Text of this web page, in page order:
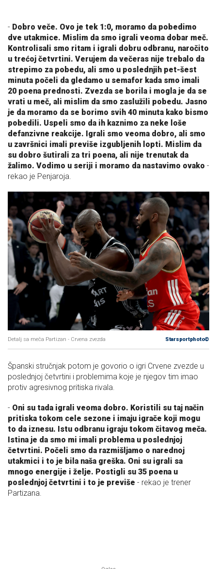
- Dobro veče. Ovo je tek 1:0, moramo da pobedimo
dve utakmice. Mislim da smo igrali veoma dobar meč.
Kontrolisali smo ritam i igrali dobru odbranu, naročito
u trećoj četvrtini. Verujem da večeras nije trebalo da
strepimo za pobedu, ali smo u poslednjih pet-šest
minuta počeli da gledamo u semafor kada smo imali
20 poena prednosti. Zvezda se borila i mogla je da se
vrati u meč, ali mislim da smo zaslužili pobedu. Jasno
je da moramo da se borimo svih 40 minuta kako bismo
pobedili. Uspeli smo da ih kaznimo za neke loše
defanzivne reakcije. Igrali smo veoma dobro, ali smo
u završnici imali previše izgubljenih lopti. Mislim da
su dobro šutirali za tri poena, ali nije trenutak da
žalimo. Vodimo u seriji i moramo da nastavimo ovako -
rekao je Penjaroja.
Detalj sa meča Partizan - Crvena zvezda Starsportphoto©
Španski stručnjak potom je govorio o igri Crvene zvezde u
poslednjoj četvrtini i problemima koje je njegov tim imao
protiv agresivnog pritiska rivala.
- Oni su tada igrali veoma dobro. Koristili su taj način
pritiska tokom cele sezone i imaju igrače koji mogu
to da iznesu. Istu odbranu igraju tokom čitavog meča.
Istina je da smo mi imali problema u poslednjoj
četvrtini. Počeli smo da razmišljamo o narednoj
utakmici i to je bila naša greška. Oni su igrali sa
mnogo energije i želje. Postigli su 35 poena u
poslednjoj četvrtini i to je previše - rekao je trener
Partizana.